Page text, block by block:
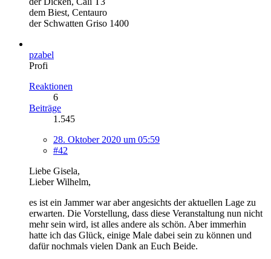
dem Biest, Centauro
der Schwatten Griso 1400
pzabel
Profi
Reaktionen
6
Beiträge
1.545
28. Oktober 2020 um 05:59
#42
Liebe Gisela,
Lieber Wilhelm,
es ist ein Jammer war aber angesichts der aktuellen Lage zu
erwarten. Die Vorstellung, dass diese Veranstaltung nun nicht
mehr sein wird, ist alles andere als schön. Aber immerhin
hatte ich das Glück, einige Male dabei sein zu können und
dafür nochmals vielen Dank an Euch Beide.